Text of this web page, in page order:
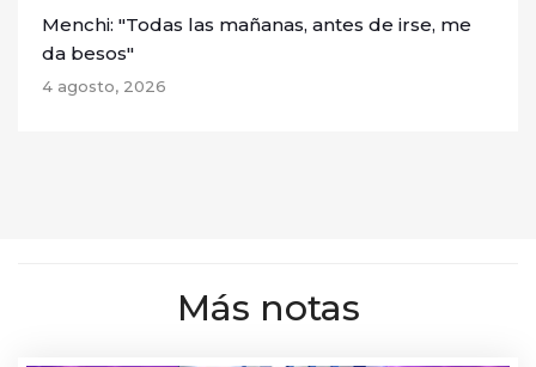
Menchi: "Todas las mañanas, antes de irse, me
da besos"
4 agosto, 2026
Más notas